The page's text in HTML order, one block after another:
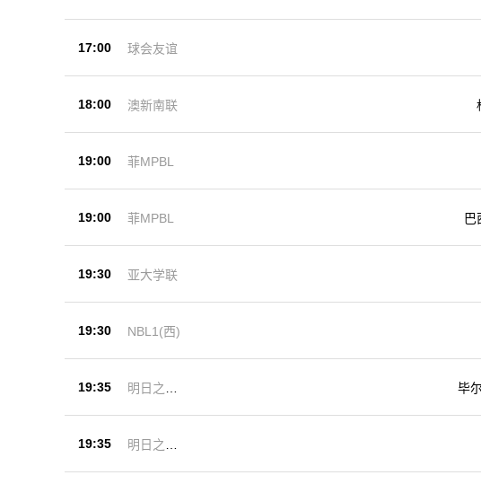
17:00 球会友谊
18:00 澳新南联
19:00 菲MPBL
19:00 菲MPBL 巴
19:30 亚大学联
19:30 NBL1(西)
19:35
明日之星
毕
19:35
明日之星